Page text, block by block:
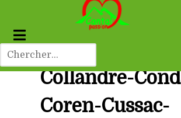
Collandre-
Coren-Cussac-